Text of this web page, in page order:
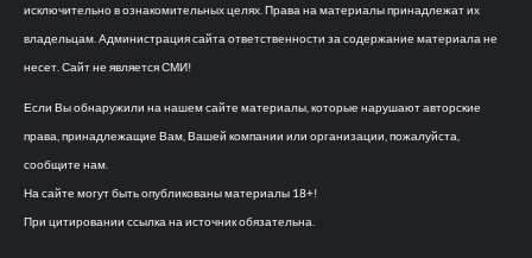
исключительно в ознакомительных целях. Права на материалы принадлежат их
владельцам. Администрация сайта ответственности за содержание материала не
несет. Сайт не является СМИ!
Если Вы обнаружили на нашем сайте материалы, которые нарушают авторские
права, принадлежащие Вам, Вашей компании или организации, пожалуйста,
сообщите нам.
На сайте могут быть опубликованы материалы 18+!
При цитировании ссылка на источник обязательна.